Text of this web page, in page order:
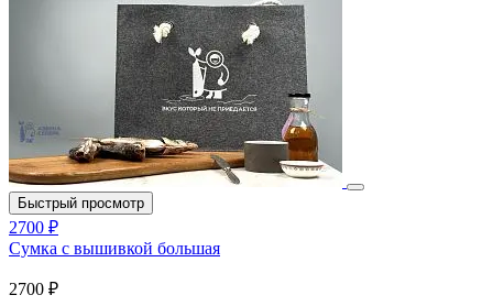
Быстрый просмотр
2700 ₽
Сумка с вышивкой большая
2700 ₽